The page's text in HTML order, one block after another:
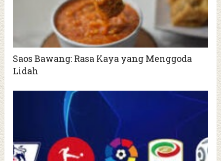
Saos Bawang: Rasa Kaya yang Menggoda
Lidah